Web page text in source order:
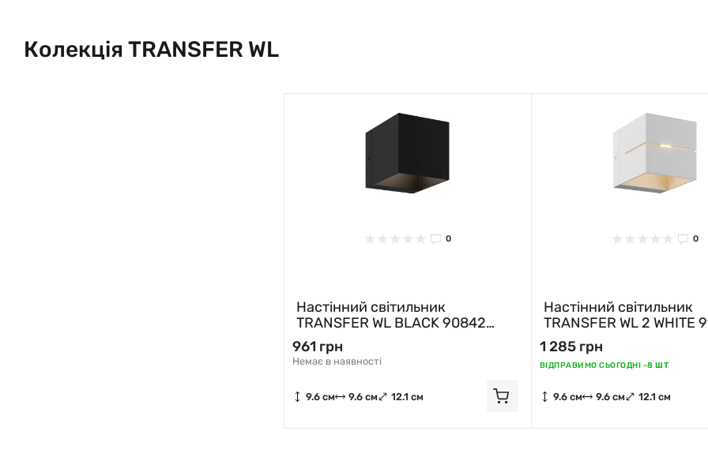
Колекція TRANSFER WL
0
Настінний світильник
TRANSFER WL BLACK 90842
Zuma Line
961 грн
Немає в наявності
9.6 см 9.6 см 12.1 см
0
Настінний світильник
TRANSFER WL 2 WHITE
Zuma Line
1 285 грн
ВІДПРАВИМО СЬОГОДНІ -8 ШТ
9.6 см 9.6 см 12.1 см